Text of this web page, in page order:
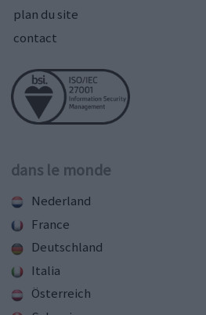
plan du site
contact
dans le monde
Nederland
France
Deutschland
Italia
Österreich